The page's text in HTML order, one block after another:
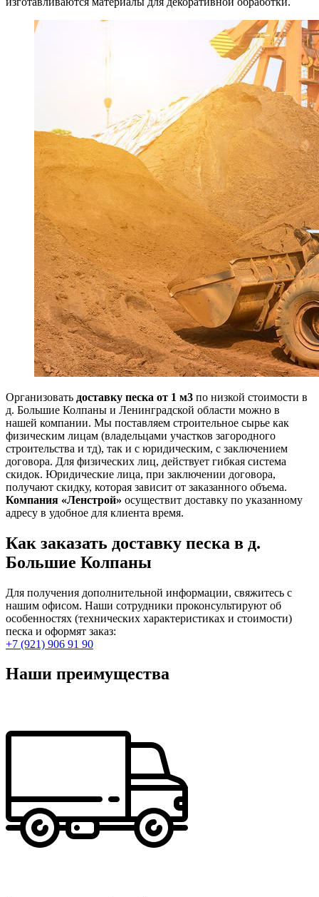
Организовать доставку песка от 1 м3 по низкой стоимости в
д. Большие Колпаны и Ленинградской области можно в
нашей компании. Мы поставляем строительное сырье как
физическим лицам (владельцами участков загородного
строительства и тд), так и с юридическим, с заключением
договора. Для физических лиц, действует гибкая система
скидок. Юридические лица, при заключении договора,
получают скидку, которая зависит от заказанного объема.
Компания «Ленстрой» осуществит доставку по указанному
адресу в удобное для клиента время.
Как заказать доставку песка в д.
Большие Колпаны
Для получения дополнительной информации, свяжитесь с
нашим офисом. Наши сотрудники проконсультируют об
особенностях (технических характеристиках и стоимости)
песка и оформят заказ:
+7 (921) 906 91 90
Наши преимущества